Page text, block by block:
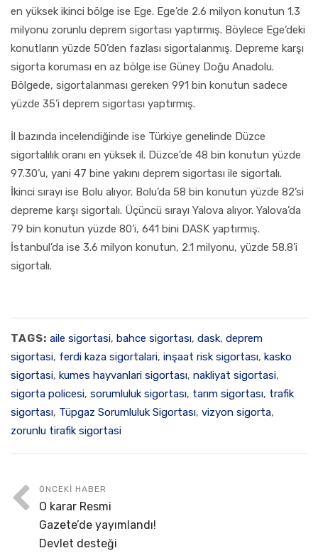
en yüksek ikinci bölge ise Ege. Ege’de 2.6 milyon konutun 1.3
milyonu zorunlu deprem sigortası yaptırmış. Böylece Ege’deki
konutların yüzde 50’den fazlası sigortalanmış. Depreme karşı
sigorta koruması en az bölge ise Güney Doğu Anadolu.
Bölgede, sigortalanması gereken 991 bin konutun sadece
yüzde 35’i deprem sigortası yaptırmış.
İl bazında incelendiğinde ise Türkiye genelinde Düzce
sigortalılık oranı en yüksek il. Düzce’de 48 bin konutun yüzde
97.30’u, yani 47 bine yakını deprem sigortası ile sigortalı.
İkinci sırayı ise Bolu alıyor. Bolu’da 58 bin konutun yüzde 82’si
depreme karşı sigortalı. Üçüncü sırayı Yalova alıyor. Yalova’da
79 bin konutun yüzde 80’i, 641 bini DASK yaptırmış.
İstanbul’da ise 3.6 milyon konutun, 2.1 milyonu, yüzde 58.8’i
sigortalı.
TAGS: aile sigortasi, bahce sigortası, dask, deprem
sigortasi, ferdi kaza sigortalari, inşaat risk sigortası, kasko
sigortasi, kumes hayvanlari sigortası, nakliyat sigortasi,
sigorta policesi, sorumluluk sigortası, tarım sigortası, trafik
sigortası, Tüpgaz Sorumluluk Sigortası, vizyon sigorta,
zorunlu tirafik sigortasi
ÖNCEKI HABER
O karar Resmi
Gazete’de yayımlandı!
Devlet desteği